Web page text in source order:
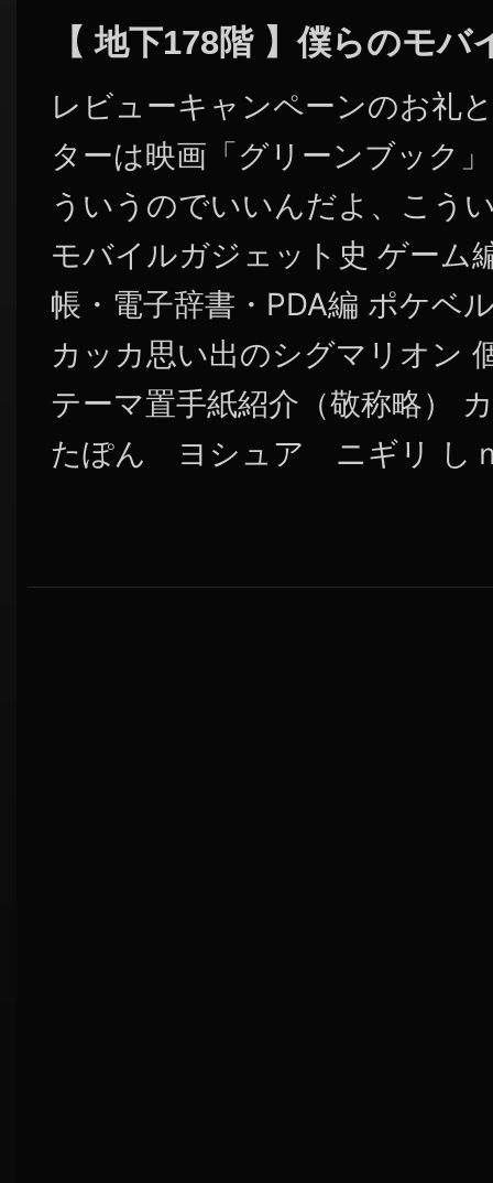
【 地下178階 】僕らのモ
レビューキャンペーンのお礼
ターは映画「グリーンブック
ういうのでいいんだよ、こう
モバイルガジェット史 ゲーム
帳・電子辞書・PDA編 ポケベ
カッカ思い出のシグマリオン
テーマ置手紙紹介（敬称略
たぽん ヨシュア ニギリ し